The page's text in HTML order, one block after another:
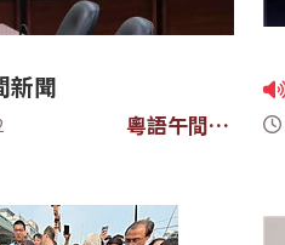
新聞
粵語午間新